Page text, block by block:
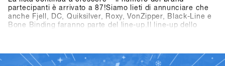
partecipanti è arrivato a 87!Siamo lieti di annunciare che
anche Fjell, DC, Quiksilver, Roxy, VonZipper, Black-Line e
Bone Binding faranno parte del line-up.Il line-up dello
presenti al SHOPS 1
TRY 2026!👉 Scopri tutti i brand
partecipanti nella Brandlist aggiornata.